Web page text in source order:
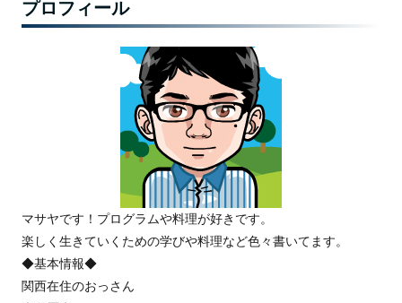
プロフィール
マサヤです！プログラムや料理が好きです。
楽しく生きていくための学びや料理など色々書いてます。
◆基本情報◆
関西在住のおっさん